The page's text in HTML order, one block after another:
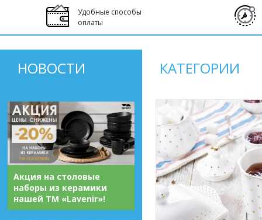
Удобные способы
оплаты
НОВОСТИ
Акция на столовые
наборы из керамики
нашей ТМ «Lavenir»!
КАТЕГОРИИ